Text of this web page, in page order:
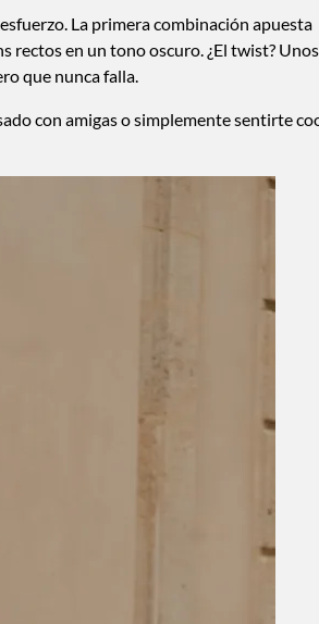
La primera combinación apuesta
rectos en un tono oscuro. ¿El twist? Unos
que nunca falla.
con amigas o simplemente sentirte